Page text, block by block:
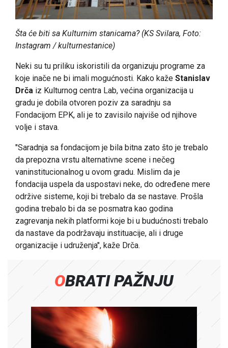
Šta će biti sa Kulturnim stanicama? (KS Svilara, Foto:
Instagram / kulturnestanice)
Neki su tu priliku iskoristili da organizuju programe za
koje inače ne bi imali mogućnosti. Kako kaže Stanislav
Drča iz Kulturnog centra Lab, većina organizacija u
gradu je dobila otvoren poziv za saradnju sa
Fondacijom EPK, ali je to zavisilo najviše od njihove
volje i stava.
"Saradnja sa fondacijom je bila bitna zato što je trebalo
da prepozna vrstu alternativne scene i nečeg
vaninstitucionalnog u ovom gradu. Mislim da je
fondacija uspela da uspostavi neke, do određene mere
održive sisteme, koji bi trebalo da se nastave. Prošla
godina trebalo bi da se posmatra kao godina
zagrevanja nekih platformi koje bi u budućnosti trebalo
da nastave da podržavaju instituacije, ali i druge
organizacije i udruženja", kaže Drča.
OBRATI PAŽNJU